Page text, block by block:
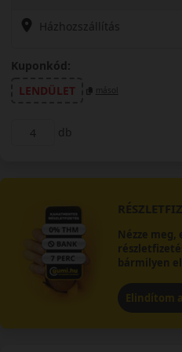
Házhozszállítás
Kuponkód:
LENDÜLET
másol
db
Nézze meg,
bármilyen
Elindítom